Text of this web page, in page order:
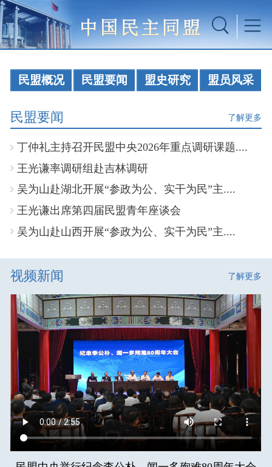
民盟概况 民盟要闻 盟史研究 盟员风采
民盟要闻 了解更多
丁仲礼主持召开民盟中央2026年重点调研课题....
王光谦率调研组赴吉林调研
吴为山赴湖北开展“参政为公、实干为民”主....
王光谦出席第四届民盟青年座谈会
吴为山赴山西开展“参政为公、实干为民”主....
视频新闻 了解更多